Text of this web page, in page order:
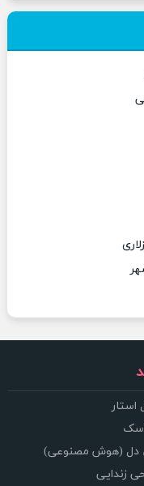
استار
دل (هوش مصنوعی)
زندایی